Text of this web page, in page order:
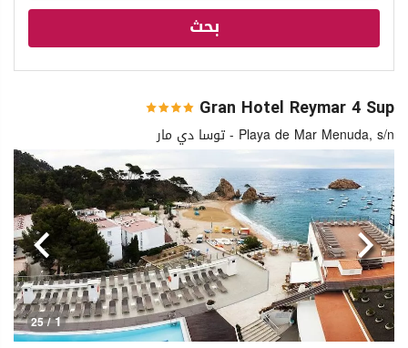
بحث
Gran Hotel Reymar 4 Sup
Playa de Mar Menuda, s/n - توسا دي مار
1
/ 25
السابق